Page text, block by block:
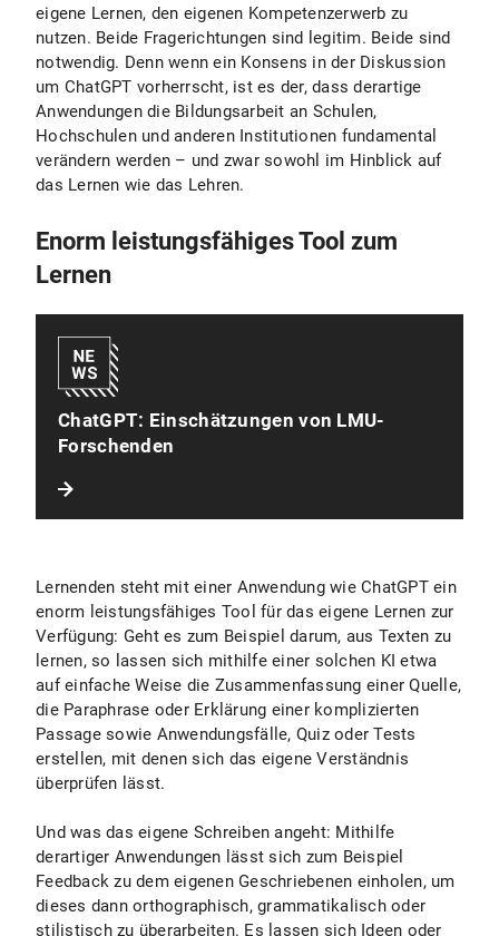
eigene Lernen, den eigenen Kompetenzerwerb zu
nutzen. Beide Fragerichtungen sind legitim. Beide sind
notwendig. Denn wenn ein Konsens in der Diskussion
um ChatGPT vorherrscht, ist es der, dass derartige
Anwendungen die Bildungsarbeit an Schulen,
Hochschulen und anderen Institutionen fundamental
verändern werden – und zwar sowohl im Hinblick auf
das Lernen wie das Lehren.
Enorm leistungsfähiges Tool zum
Lernen
ChatGPT: Einschätzungen von LMU-
Forschenden
Lernenden steht mit einer Anwendung wie ChatGPT ein
enorm leistungsfähiges Tool für das eigene Lernen zur
Verfügung: Geht es zum Beispiel darum, aus Texten zu
lernen, so lassen sich mithilfe einer solchen KI etwa
auf einfache Weise die Zusammenfassung einer Quelle,
die Paraphrase oder Erklärung einer komplizierten
Passage sowie Anwendungsfälle, Quiz oder Tests
erstellen, mit denen sich das eigene Verständnis
überprüfen lässt.
Und was das eigene Schreiben angeht: Mithilfe
derartiger Anwendungen lässt sich zum Beispiel
Feedback zu dem eigenen Geschriebenen einholen, um
dieses dann orthographisch, grammatikalisch oder
stilistisch zu überarbeiten. Es lassen sich Ideen oder